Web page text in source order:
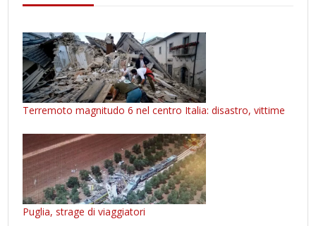
Terremoto magnitudo 6 nel centro Italia: disastro, vittime
Puglia, strage di viaggiatori